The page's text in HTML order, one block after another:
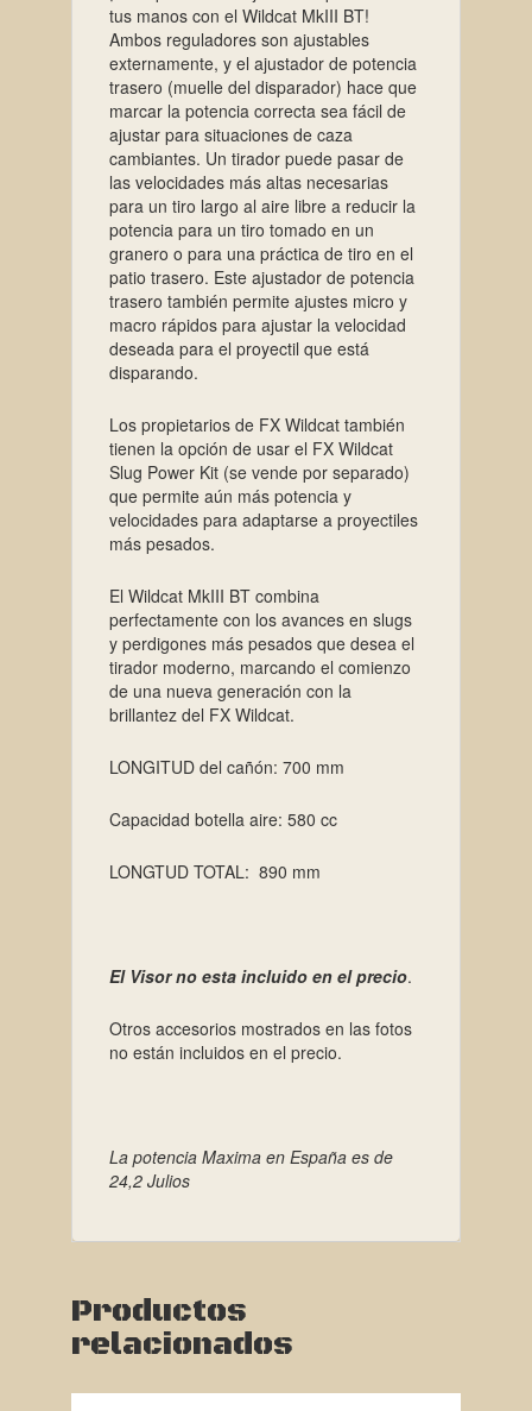
tus manos con el Wildcat MkIII BT!
Ambos reguladores son ajustables
externamente, y el ajustador de potencia
trasero (muelle del disparador) hace que
marcar la potencia correcta sea fácil de
ajustar para situaciones de caza
cambiantes. Un tirador puede pasar de
las velocidades más altas necesarias
para un tiro largo al aire libre a reducir la
potencia para un tiro tomado en un
granero o para una práctica de tiro en el
patio trasero. Este ajustador de potencia
trasero también permite ajustes micro y
macro rápidos para ajustar la velocidad
deseada para el proyectil que está
disparando.
Los propietarios de FX Wildcat también
tienen la opción de usar el FX Wildcat
Slug Power Kit (se vende por separado)
que permite aún más potencia y
velocidades para adaptarse a proyectiles
más pesados.
El Wildcat MkIII BT combina
perfectamente con los avances en slugs
y perdigones más pesados ​​que desea el
tirador moderno, marcando el comienzo
de una nueva generación con la
brillantez del FX Wildcat.
LONGITUD del cañón: 700 mm
Capacidad botella aire: 580 cc
LONGTUD TOTAL: 890 mm
El Visor no esta incluido en el precio.
Otros accesorios mostrados en las fotos
no están incluidos en el precio.
La potencia Maxima en España es de
24,2 Julios
Productos
relacionados